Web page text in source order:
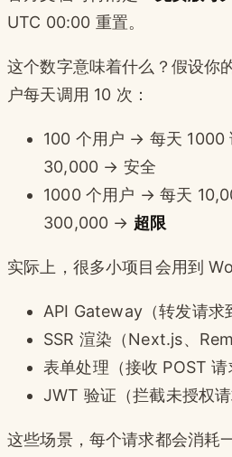
UTC 00:00 重置。
这个数字意味着什么？假设你
户每天调用 10 次：
100 个用户 → 每天 1000
30,000 → 安全
1000 个用户 → 每天
300,000 → 超限
实际上，很多小项目会用到
API Gateway（转发请求
SSR 渲染（Next.js、
表单处理（接收 POST 请
JWT 验证（拦截未授权请
这些场景，每个请求都会消耗